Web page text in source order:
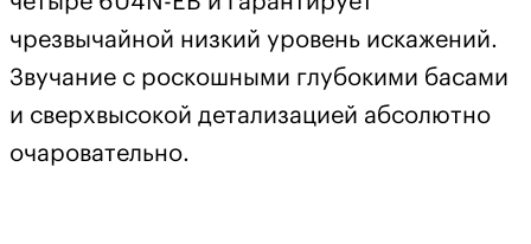
чрезвычайной низкий уровень искажений.
Звучание с роскошными глубокими басами
и сверхвысокой детализацией абсолютно
очаровательно.